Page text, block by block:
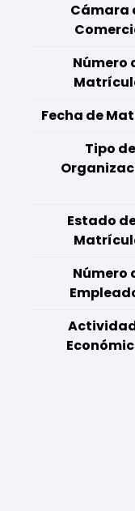
Cámara
Número
Fecha de
Tipo de
Estado
Número